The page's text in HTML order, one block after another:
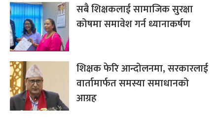
सबै शिक्षकलाई सामाजिक सुरक्षा
कोषमा समावेश गर्न ध्यानाकर्षण
शिक्षक फेरि आन्दोलनमा, सरकारलाई
वार्तामार्फत समस्या समाधानको
आग्रह